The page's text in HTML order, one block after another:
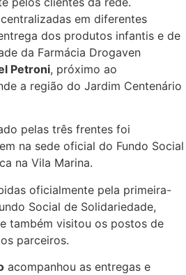
em diferentes
dos produtos infantis e de
da Farmácia Drogaven
Petroni, próximo ao
a região do Jardim Centenário
pelas três frentes foi
na sede oficial do Fundo Social
na Vila Marina.
oficialmente pela primeira-
Social de Solidariedade,
também visitou os postos de
parceiros.
acompanhou as entregas e